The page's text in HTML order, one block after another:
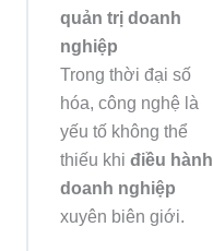
quản trị doanh
nghiệp
Trong thời đại số
hóa, công nghệ là
yếu tố không thể
thiếu khiđiều hành
doanh nghiệp
xuyên biên giới.